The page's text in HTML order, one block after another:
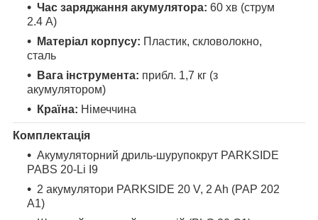
Час заряджання акумулятора: 60 хв (струм
2.4 А)
Матеріал корпусу: Пластик, скловолокно,
сталь
Вага інструмента: прибл. 1,7 кг (з
акумулятором)
Країна: Німеччина
Комплектація
Акумуляторний дриль-шурупокрут PARKSIDE
PABS 20-Li I9
2 акумулятори PARKSIDE 20 V, 2 Ah (PAP 202
A1)